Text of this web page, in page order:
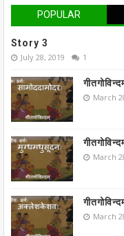
POPULAR
Story 3
July 28, 2019 1
March
March
March